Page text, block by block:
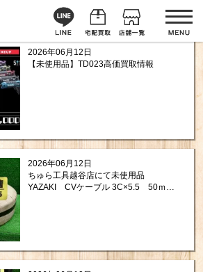
2026年06月12日
【未使用品】TD023高価買取情報
2026年06月12日
ちゅら工具越谷店にて未使用品
YAZAKI CVケーブル 3C×5.5 50ｍ